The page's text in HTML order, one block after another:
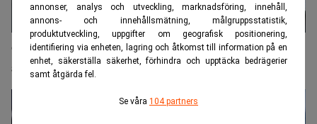
annonser, analys och utveckling, marknadsföring, innehåll,
annons- och innehållsmätning, målgruppsstatistik,
produktutveckling, uppgifter om geografisk positionering,
identifiering via enheten, lagring och åtkomst till information på en
enhet, säkerställa säkerhet, förhindra och upptäcka bedrägerier
samt åtgärda fel.
Se våra 104 partners
Gripen av FBI – anklagas för insiderhandel i Sobi-
affär